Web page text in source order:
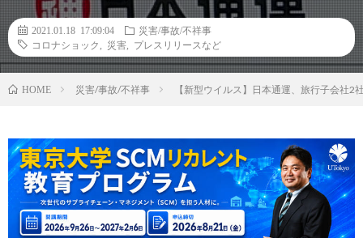
2021.01.18 17:09:04
災害/事故/不祥事
コロナショック
災害 プレスリリースなど
HOME 災害/事故/不祥事 【新型ウイルス】日本通運、旅行子会社2